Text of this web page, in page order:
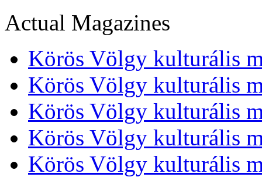
Actual Magazines
Körös Völgy kulturális
Körös Völgy kulturális
Körös Völgy kulturális
Körös Völgy kulturális
Körös Völgy kulturális